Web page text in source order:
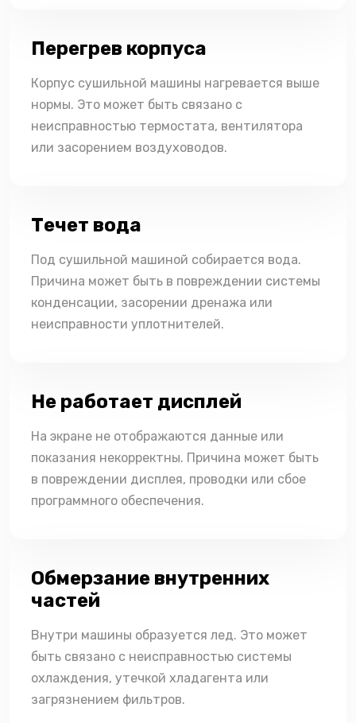
Перегрев корпуса
Корпус сушильной машины нагревается выше
нормы. Это может быть связано с
неисправностью термостата, вентилятора
или засорением воздуховодов.
Течет вода
Под сушильной машиной собирается вода.
Причина может быть в повреждении системы
конденсации, засорении дренажа или
неисправности уплотнителей.
Не работает дисплей
На экране не отображаются данные или
показания некорректны. Причина может быть
в повреждении дисплея, проводки или сбое
программного обеспечения.
Обмерзание внутренних
частей
Внутри машины образуется лед. Это может
быть связано с неисправностью системы
охлаждения, утечкой хладагента или
загрязнением фильтров.